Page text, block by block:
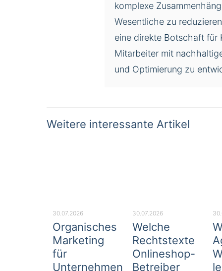
komplexe
Wesentliche zu
eine direkte Botschaft für
Mitarbeiter mit
und Optimierung zu
Weitere interessante Artikel
30.07.2026
Organisches
Marketing
für
Unternehmen
30.07.2026
Welche
Rechtstexte
Onlineshop-
Betreiber